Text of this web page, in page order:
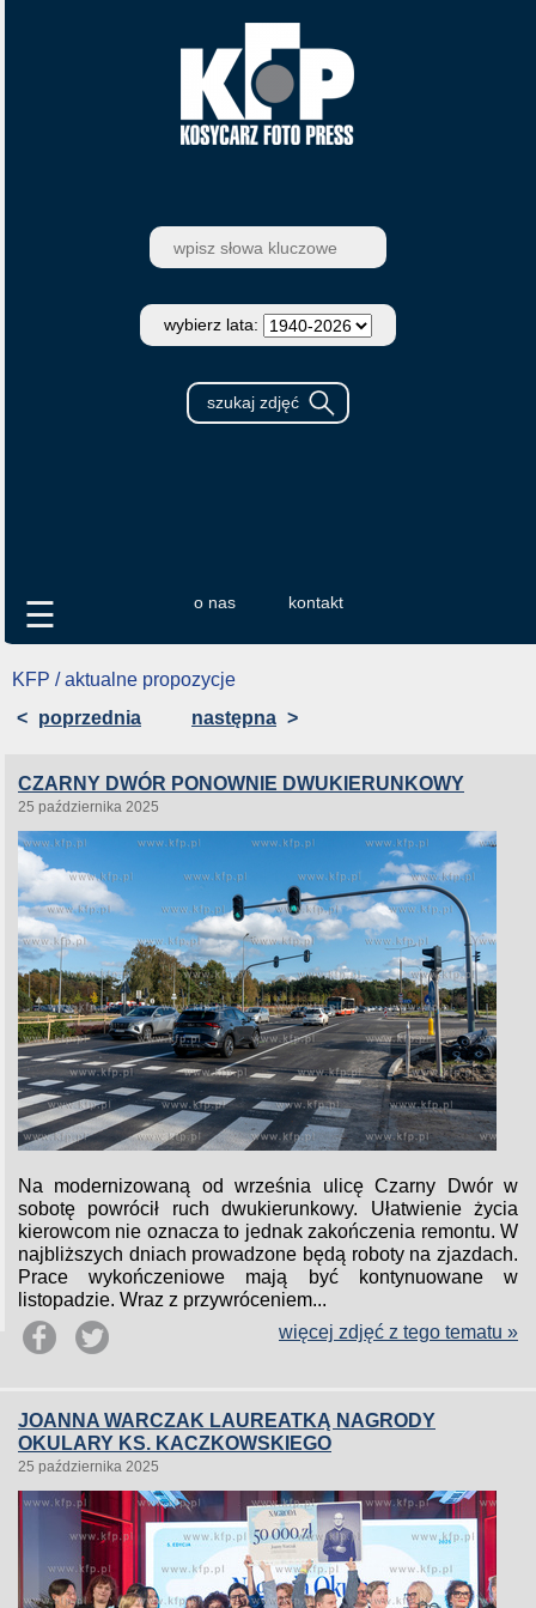
wybierz lata:
o nas kontakt
☰
KFP / aktualne propozycje
< poprzednia następna >
CZARNY DWÓR PONOWNIE DWUKIERUNKOWY
25 października 2025
Na modernizowaną od września ulicę Czarny Dwór w
sobotę powrócił ruch dwukierunkowy. Ułatwienie życia
kierowcom nie oznacza to jednak zakończenia remontu. W
najbliższych dniach prowadzone będą roboty na zjazdach.
Prace wykończeniowe mają być kontynuowane w
listopadzie. Wraz z przywróceniem...
więcej zdjęć z tego tematu »
JOANNA WARCZAK LAUREATKĄ NAGRODY
OKULARY KS. KACZKOWSKIEGO
25 października 2025